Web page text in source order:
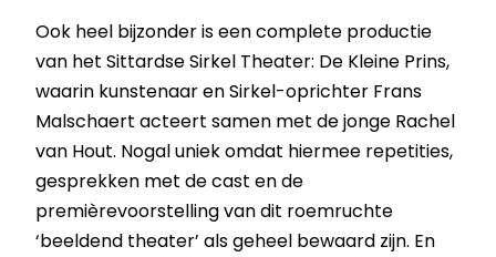
Ook heel bijzonder is een complete productie
van het Sittardse Sirkel Theater: De Kleine Prins,
waarin kunstenaar en Sirkel-oprichter Frans
Malschaert acteert samen met de jonge Rachel
van Hout. Nogal uniek omdat hiermee repetities,
gesprekken met de cast en de
premièrevoorstelling van dit roemruchte
‘beeldend theater’ als geheel bewaard zijn. En